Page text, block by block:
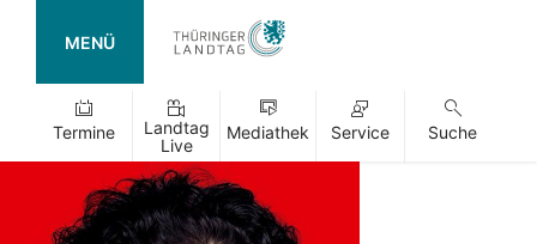
MENÜ
Termine
Landtag
Live
Mediathek Service Suche